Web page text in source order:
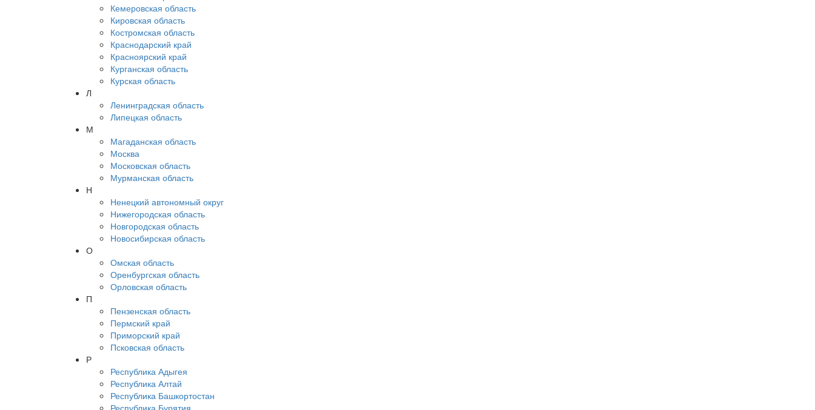
Кемеровская область
Кировская область
Костромская область
Краснодарский край
Красноярский край
Курганская область
Курская область
Л
Ленинградская область
Липецкая область
М
Магаданская область
Москва
Московская область
Мурманская область
Н
Ненецкий автономный округ
Нижегородская область
Новгородская область
Новосибирская область
О
Омская область
Оренбургская область
Орловская область
П
Пензенская область
Пермский край
Приморский край
Псковская область
Р
Республика Адыгея
Республика Алтай
Республика Башкортостан
Республика Бурятия